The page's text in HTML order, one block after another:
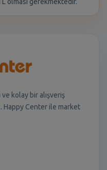
ve kolay bir alışveriş
Happy Center ile market